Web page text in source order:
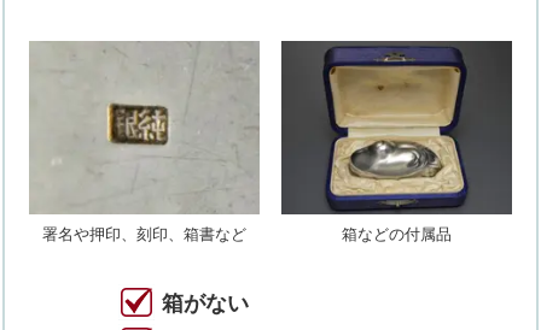
署名や押印、刻印、箱書など 箱などの付属品
箱がない